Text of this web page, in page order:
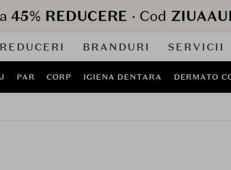
REDUCERI BRANDURI SERVICII
PAR CORP IGIENA DENTARA DERMATO